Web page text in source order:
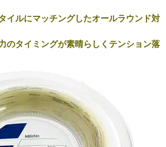
イルにマッチングしたオールラウンド対
のタイミングが素晴らしくテンション落